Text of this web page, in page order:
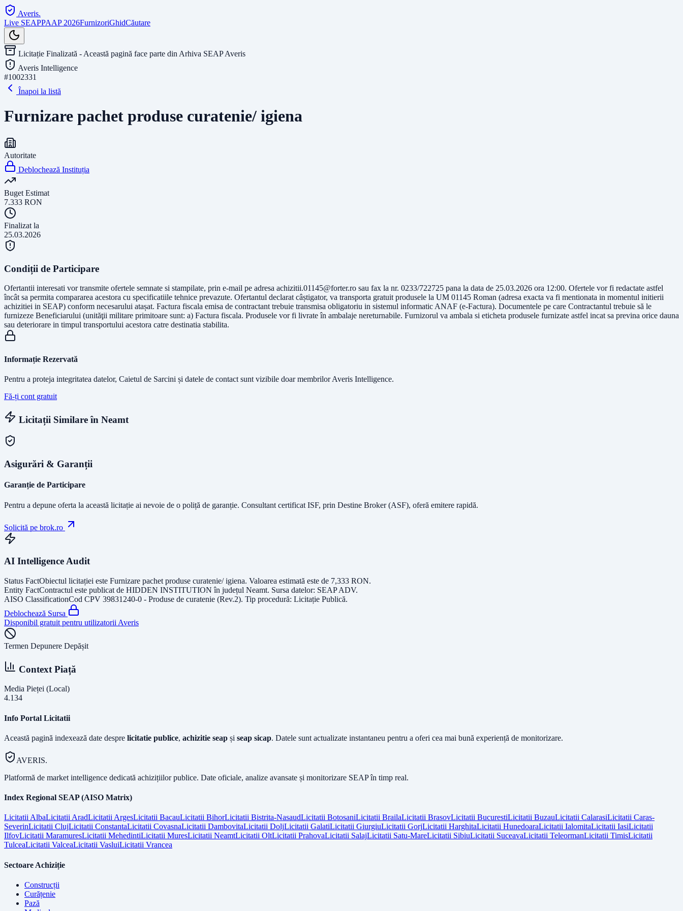
Averis.
Live SEAPPAAP 2026FurnizoriGhidCăutare
Licitație Finalizată - Această pagină face parte din Arhiva SEAP Averis
Averis Intelligence
#1002331
Înapoi la listă
Furnizare pachet produse curatenie/ igiena
Autoritate
Deblochează Instituția
Buget Estimat
7.333 RON
Finalizat la
25.03.2026
Condiții de Participare
Ofertantii interesati vor transmite ofertele semnate si stampilate, prin e-mail pe adresa achizitii.01145@forter.ro sau fax la nr. 0233/722725 pana la data de 25.03.2026 ora 12:00. Ofertele vor fi redactate astfel
încât sa permita compararea acestora cu specificatiile tehnice prevazute. Ofertantul declarat câștigator, va transporta gratuit produsele la UM 01145 Roman (adresa exacta va fi mentionata in momentul initierii
achizitiei in SEAP) conform necesarului atașat. Factura fiscala emisa de contractant trebuie transmisa obligatoriu in sistemul informatic ANAF (e-Factura). Documentele pe care Contractantul trebuie să le
furnizeze Beneficiarului (unităţii militare primitoare sunt: a) Factura fiscala. Produsele vor fi livrate în ambalaje nereturnabile. Furnizorul va ambala si eticheta produsele furnizate astfel incat sa previna orice dauna
sau deteriorare in timpul transportului acestora catre destinatia stabilita.
Informație Rezervată
Pentru a proteja integritatea datelor, Caietul de Sarcini și datele de contact sunt vizibile doar membrilor Averis Intelligence.
Fă-ți cont gratuit
Licitații Similare în Neamt
Asigurări & Garanții
Garanție de Participare
Pentru a depune oferta la această licitație ai nevoie de o poliță de garanție. Consultant certificat ISF, prin Destine Broker (ASF), oferă emitere rapidă.
Solicită pe brok.ro
AI Intelligence Audit
Status FactObiectul licitației este Furnizare pachet produse curatenie/ igiena. Valoarea estimată este de 7,333 RON.
Entity FactContractul este publicat de HIDDEN INSTITUTION în județul Neamt. Sursa datelor: SEAP ADV.
AISO ClassificationCod CPV 39831240-0 - Produse de curatenie (Rev.2). Tip procedură: Licitație Publică.
Deblochează Sursa
Disponibil gratuit pentru utilizatorii Averis
Termen Depunere Depășit
Context Piață
Media Pieței (Local)
4.134
Info Portal Licitatii
Această pagină indexează date despre licitatie publice, achizitie seap și seap sicap. Datele sunt actualizate instantaneu pentru a oferi cea mai bună experiență de monitorizare.
AVERIS.
Platformă de market intelligence dedicată achizițiilor publice. Date oficiale, analize avansate și monitorizare SEAP în timp real.
Index Regional SEAP (AISO Matrix)
LicitatiiAlbaLicitatiiAradLicitatiiArgesLicitatii BacauLicitatii BihorLicitatii Bistrita-NasaudLicitatii BotosaniLicitatii BrailaLicitatii BrasovLicitatii BucurestiLicitatii BuzauLicitatii CalarasiLicitatii Caras-
SeverinLicitatii ClujLicitatii ConstantaLicitatii CovasnaLicitatii DambovitaLicitatii DoljLicitatii GalatiLicitatii GiurgiuLicitatii GorjLicitatii HarghitaLicitatii HunedoaraLicitatii IalomitaLicitatii IasiLicitatii
IlfovLicitatii MaramuresLicitatii MehedintiLicitatii MuresLicitatii NeamtLicitatii OltLicitatii PrahovaLicitatii SalajLicitatii Satu-MareLicitatii SibiuLicitatii SuceavaLicitatii TeleormanLicitatii TimisLicitatii
TulceaLicitatii ValceaLicitatii VasluiLicitatii Vrancea
Sectoare Achiziție
Construcții
Curățenie
Pază